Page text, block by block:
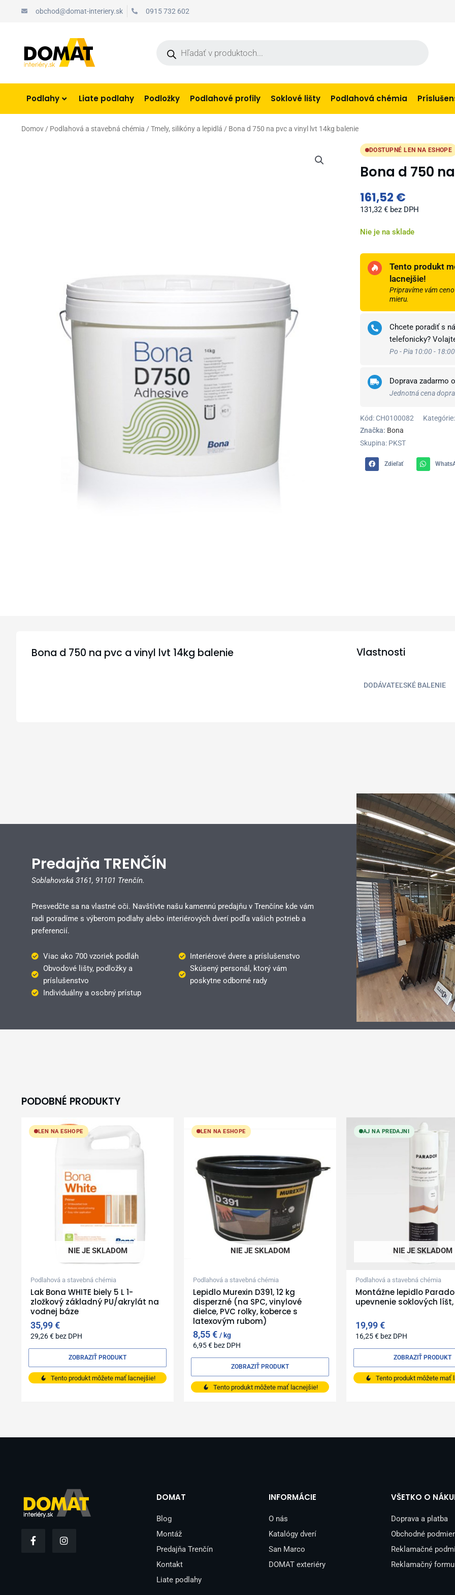
obchod@domat-interiery.sk 0915 732 602
Podlahy Liate podlahy Podložky Podlahové profily Soklové lišty Podlahová chémia
Domov / Podlahová a stavebná chémia / Tmely, silikóny a lepidlá / Bona d 750 na pvc a vinyl lvt 14kg balenie
DOSTUPNÉ LEN NA ESHOPE
Bona d 750
161,52 €
131,32 € bez DPH
Nie je na sklade
Tento produkt
lacnejšie!
Pripravíme vám
mieru.
Chcete poradiť s
telefonicky?
Po - Pia 10:00 -
Doprava zadarmo
Jednotná cena
Kód: CH0100082
Kategórie:
Značka: Bona
Skupina: PKST
Zdieľať
Bona d 750 na pvc a vinyl lvt 14kg balenie Vlastnosti
DODÁVATEĽSKÉ BALENIE
Predajňa TRENČÍN
Soblahovská 3161, 91101 Trenčín.
Presvedčte sa na vlastné oči. Navštívte našu kamennú predajňu v Trenčíne kde vám
radi poradíme s výberom podlahy alebo interiérových dverí podľa vašich potrieb a
preferencií.
Viac ako 700 vzoriek podláh
Interiérové dvere a príslušenstvo
Obvodové lišty, podložky a
príslušenstvo
Skúsený personál, ktorý vám
poskytne odborné rady
Individuálny a osobný prístup
PODOBNÉ PRODUKTY
LEN NA ESHOPE
NIE JE SKLADOM
Podlahová a stavebná chémia
Lak Bona WHITE biely 5 L 1-
zložkový základný PU/akrylát na
vodnej báze
35,99€
29,26€ bez DPH
Tento produkt môžete mať lacnejšie!
ZOBRAZIŤ PRODUKT
LEN NA ESHOPE
NIE JE SKLADOM
Podlahová a stavebná chémia
Lepidlo Murexin D391, 12 kg
disperzné (na SPC, vinylové
dielce, PVC rolky, koberce s
latexovým rubom)
8,55€ kg
6,95€ bez DPH
Tento produkt môžete mať lacnejšie!
ZOBRAZIŤ PRODUKT
AJ NA PREDAJNI
NIE JE SKLADOM
Podlahová a stavebná chémia
Montážne lepidlo
upevnenie soklových líšt,
19,99€
16,25€ bez DPH
Tento produkt môžete mať
ZOBRAZIŤ PRODUKT
a
n
DOMAT
Blog
Montáž
Predajňa Trenčín
Kontakt
Liate podlahy
INFORMÁCIE
O nás
Katalógy dverí
San Marco
DOMAT exteriéry
VŠETKO O
Doprava a platba
Obchodné
Reklamačné
Reklamačný